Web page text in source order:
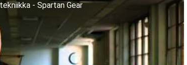
- Spartan Gear